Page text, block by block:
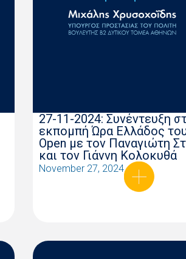
27-11-2024: Συνέντευξη
εκπομπή Ώρα Ελλάδος
Open με τον Παναγιώτη
και τον Γιάννη Κολοκυθά
November 27, 2024